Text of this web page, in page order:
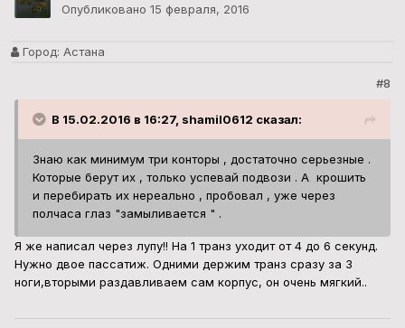
Опубликовано 15 февраля, 2016
Город: Астана
#8
В 15.02.2016 в 16:27, shamil0612 сказал:
Знаю как минимум три конторы , достаточно серьезные .
Которые берут их , только успевай подвози . А крошить
и перебирать их нереально , пробовал , уже через
полчаса глаз "замыливается " .
Я же написал через лупу!! На 1 транз уходит от 4 до 6 секунд.
Нужно двое пассатиж. Одними держим транз сразу за 3
ноги,вторыми раздавливаем сам корпус, он очень мягкий..